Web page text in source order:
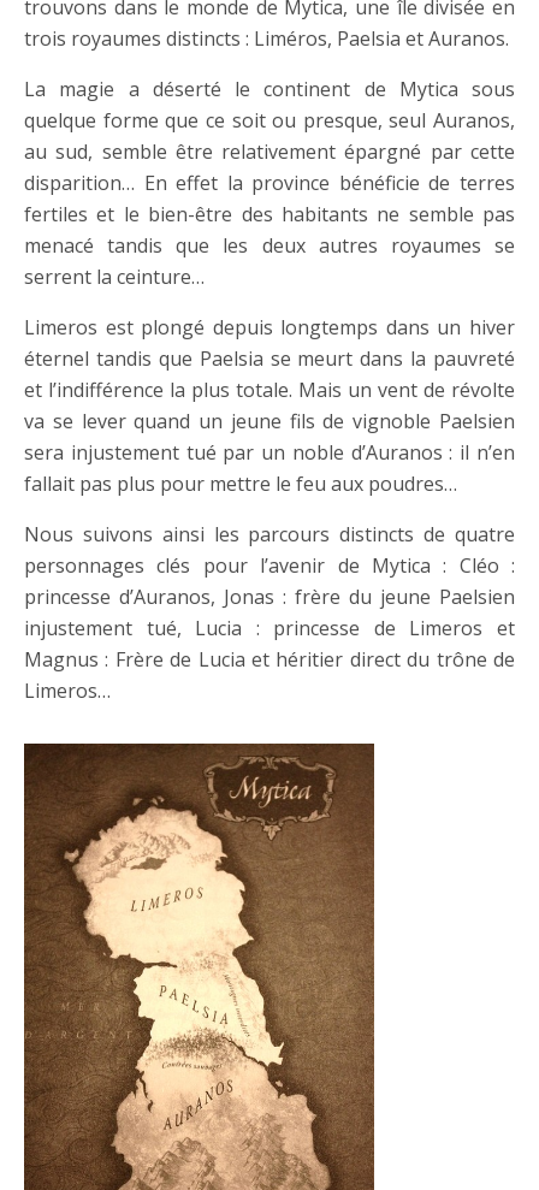
trouvons dans le monde de Mytica, une île divisée en
trois royaumes distincts : Liméros, Paelsia et Auranos.
La magie a déserté le continent de Mytica sous
quelque forme que ce soit ou presque, seul Auranos,
au sud, semble être relativement épargné par cette
disparition… En effet la province bénéficie de terres
fertiles et le bien-être des habitants ne semble pas
menacé tandis que les deux autres royaumes se
serrent la ceinture…
Limeros est plongé depuis longtemps dans un hiver
éternel tandis que Paelsia se meurt dans la pauvreté
et l’indifférence la plus totale. Mais un vent de révolte
va se lever quand un jeune fils de vignoble Paelsien
sera injustement tué par un noble d’Auranos : il n’en
fallait pas plus pour mettre le feu aux poudres…
Nous suivons ainsi les parcours distincts de quatre
personnages clés pour l’avenir de Mytica : Cléo :
princesse d’Auranos, Jonas : frère du jeune Paelsien
injustement tué, Lucia : princesse de Limeros et
Magnus : Frère de Lucia et héritier direct du trône de
Limeros…